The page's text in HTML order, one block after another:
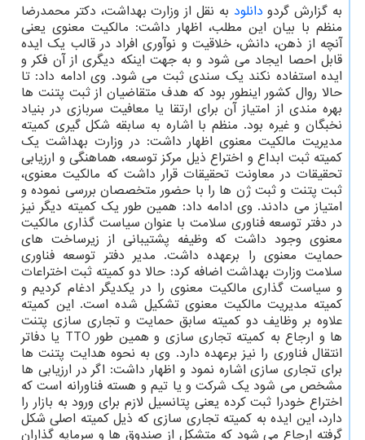
به گزارش گردو دانلود به نقل از وزارت بهداشت، دکتر محمدرضا
منظم با بیان این مطلب، اظهار داشت: مالکیت معنوی یعنی
آنچه از ذهن، دانش، خلاقیت و نوآوری افراد در قالب یک ایده
قابل احصا ایجاد می شود و به جهت اینکه دیگری از آن فکر و
ایده استفاده نکند یک سندی ثبت می شود. وی ادامه داد: تا
حالا روال کشور اینطور بود که هدف متقاضیان از ثبت پتنت ها
بهره مندی از امتیاز آن برای ارتقا یا معافیت سربازی در بنیاد
نخبگان و غیره بود. منظم با اشاره به سابقه شکل گیری کمیته
مدیریت مالکیت معنوی اظهار داشت: در وزارت بهداشت یک
کمیته ثبت ابداع و اختراع ذیل مرکز توسعه، هماهنگی و ارزیابی
تحقیقات در معاونت تحقیقات قرار داشت که مالکیت معنوی،
ثبت پتنت و ثبت ژن ها را با حضور متخصصان بررسی نموده و
امتیاز می دادند. وی ادامه داد: همین طور یک کمیته دیگر نیز
در دفتر توسعه فناوری سلامت با عنوان سیاست گذاری مالکیت
معنوی وجود داشت که وظیفه پشتیبانی از زیرساخت های
حمایت معنوی را برعهده داشت. مدیر دفتر توسعه فناوری
سلامت وزارت بهداشت اضافه کرد: حالا دو کمیته ثبت اختراعات
و سیاست گذاری مالکیت معنوی را در یکدیگر ادغام کردیم و
کمیته مدیریت مالکیت معنوی تشکیل شده است. این کمیته
علاوه بر وظایف دو کمیته سابق حمایت و تجاری سازی پتنت
ها و ارجاع به کمیته تجاری سازی و همین طور TTO یا دفاتر
انتقال فناوری را نیز برعهده دارد. وی به نحوه هدایت پتنت ها
برای تجاری سازی اشاره نمود و اظهار داشت: اگر در ارزیابی ها
مشخص می شود یک شرکت و یا تیم و هسته فناورانه است که
اختراع خودرا ثبت کرده یعنی پتانسیل لازم برای ورود به بازار را
دارد، این ایده به کمیته تجاری سازی که ذیل کمیته اصلی شکل
گرفته ارجاع می شود که متشکل از صندوق ها و سرمایه گذاران